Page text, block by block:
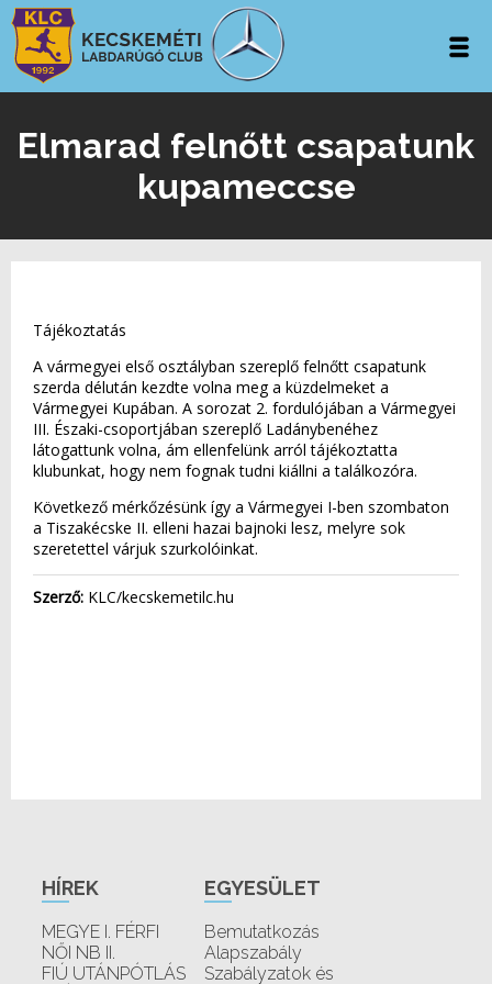
Elmarad felnőtt csapatunk
kupameccse
Tájékoztatás
A vármegyei első osztályban szereplő felnőtt csapatunk
szerda délután kezdte volna meg a küzdelmeket a
Vármegyei Kupában. A sorozat 2. fordulójában a Vármegyei
III. Északi-csoportjában szereplő Ladánybenéhez
látogattunk volna, ám ellenfelünk arról tájékoztatta
klubunkat, hogy nem fognak tudni kiállni a találkozóra.
Következő mérkőzésünk így a Vármegyei I-ben szombaton
a Tiszakécske II. elleni hazai bajnoki lesz, melyre sok
szeretettel várjuk szurkolóinkat.
Szerző: KLC/kecskemetilc.hu
HÍREK
MEGYE I. FÉRFI
NŐI NB II.
FIÚ UTÁNPÓTLÁS
EGYESÜLET
Bemutatkozás
Alapszabály
Szabályzatok és